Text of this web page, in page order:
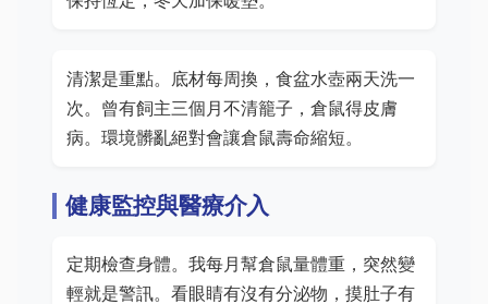
清潔是重點。底材每周換，食盆水壺兩天洗一
次。曾有飼主三個月不清籠子，倉鼠得皮膚
病。環境髒亂絕對會讓倉鼠壽命縮短。
健康監控與醫療介入
定期檢查身體。我每月幫倉鼠量體重，突然變
輕就是警訊。看眼睛有沒有分泌物，摸肚子有